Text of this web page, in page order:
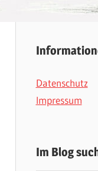
Datenschutz
Impressum
Im Blog